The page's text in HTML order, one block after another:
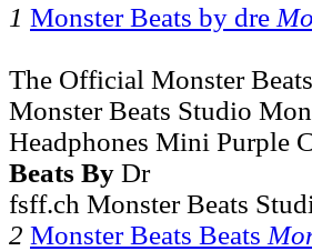
1 Monster Beats by dre
The Official Monster
Monster Beats Studio
Headphones Mini Purple
Beats By Dr
fsff.ch Monster Beats
2 Monster Beats Beats